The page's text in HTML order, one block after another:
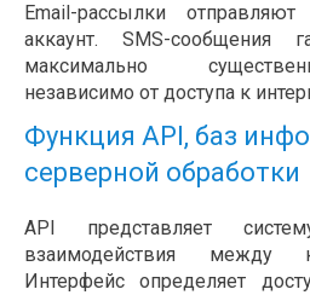
Email-рассылки
аккаунт. SMS-сообщения
максимально
независимо от доступа к
Функция API, баз
серверной обработки
API представляет
взаимодействия между
Интерфейс определяет